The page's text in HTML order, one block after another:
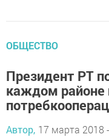
ОБЩЕСТВО
Президент РТ
каждом районе
Автор, 17 марта 2018